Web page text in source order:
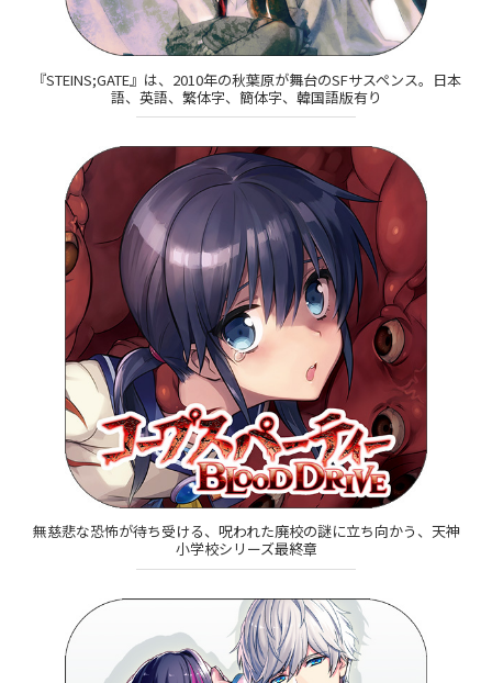
『STEINS;GATE』は、2010年の秋葉原が舞台のSFサスペンス。日本
語、英語、繁体字、簡体字、韓国語版有り
無慈悲な恐怖が待ち受ける、呪われた廃校の謎に立ち向かう、天神
小学校シリーズ最終章